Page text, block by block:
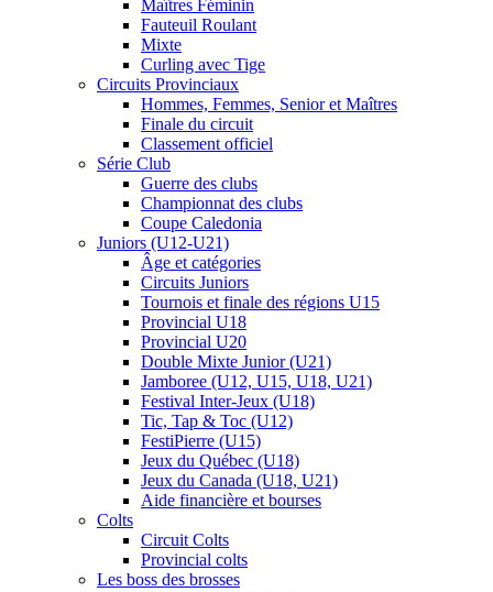
Maîtres Féminin
Fauteuil Roulant
Mixte
Curling avec Tige
Circuits Provinciaux
Hommes, Femmes, Senior et Maîtres
Finale du circuit
Classement officiel
Série Club
Guerre des clubs
Championnat des clubs
Coupe Caledonia
Juniors (U12-U21)
Âge et catégories
Circuits Juniors
Tournois et finale des régions U15
Provincial U18
Provincial U20
Double Mixte Junior (U21)
Jamboree (U12, U15, U18, U21)
Festival Inter-Jeux (U18)
Tic, Tap & Toc (U12)
FestiPierre (U15)
Jeux du Québec (U18)
Jeux du Canada (U18, U21)
Aide financière et bourses
Colts
Circuit Colts
Provincial colts
Les boss des brosses